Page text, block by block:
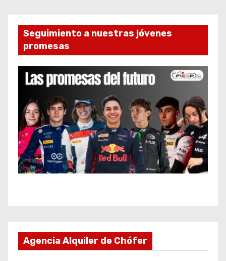
Seguimiento a nuestras jóvenes
promesas
Agencia Alquiler de Chófer